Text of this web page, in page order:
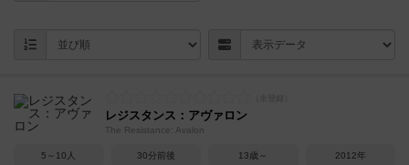
レジスタンス：アヴァロン
The Resistance: Avalon
5～10人 30分前後 13歳～ 2012年